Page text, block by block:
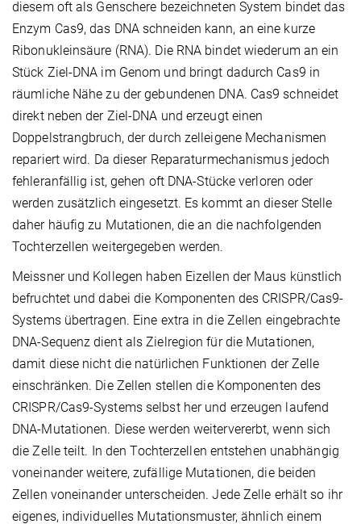
diesem oft als Genschere bezeichneten System bindet das
Enzym Cas9, das DNA schneiden kann, an eine kurze
Ribonukleinsäure (RNA). Die RNA bindet wiederum an ein
Stück Ziel-DNA im Genom und bringt dadurch Cas9 in
räumliche Nähe zu der gebundenen DNA. Cas9 schneidet
direkt neben der Ziel-DNA und erzeugt einen
Doppelstrangbruch, der durch zelleigene Mechanismen
repariert wird. Da dieser Reparaturmechanismus jedoch
fehleranfällig ist, gehen oft DNA-Stücke verloren oder
werden zusätzlich eingesetzt. Es kommt an dieser Stelle
daher häufig zu Mutationen, die an die nachfolgenden
Tochterzellen weitergegeben werden.
Meissner und Kollegen haben Eizellen der Maus künstlich
befruchtet und dabei die Komponenten des CRISPR/Cas9-
Systems übertragen. Eine extra in die Zellen eingebrachte
DNA-Sequenz dient als Zielregion für die Mutationen,
damit diese nicht die natürlichen Funktionen der Zelle
einschränken. Die Zellen stellen die Komponenten des
CRISPR/Cas9-Systems selbst her und erzeugen laufend
DNA-Mutationen. Diese werden weitervererbt, wenn sich
die Zelle teilt. In den Tochterzellen entstehen unabhängig
voneinander weitere, zufällige Mutationen, die beiden
Zellen voneinander unterscheiden. Jede Zelle erhält so ihr
eigenes, individuelles Mutationsmuster, ähnlich einem